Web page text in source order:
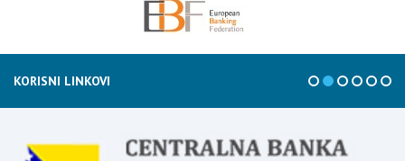
KORISNI LINKOVI